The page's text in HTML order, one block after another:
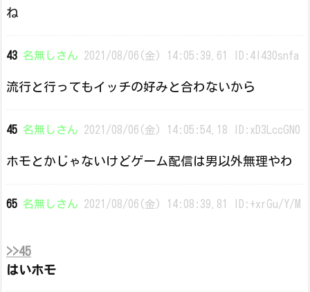
ね
43 名無しさん 2021/08/06(金) 14:05:39.61 ID:4l430snfa
流行と行ってもイッチの好みと合わないから
45 名無しさん 2021/08/06(金) 14:05:54.18 ID:xD3LccGN0
ホモとかじゃないけどゲーム配信は男以外無理やわ
65 名無しさん 2021/08/06(金) 14:08:39.81 ID:+xrGu/Y/M
>>45
はいホモ